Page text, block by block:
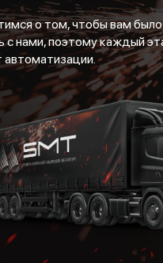
о том, чтобы вам
с нами, поэтому каждый